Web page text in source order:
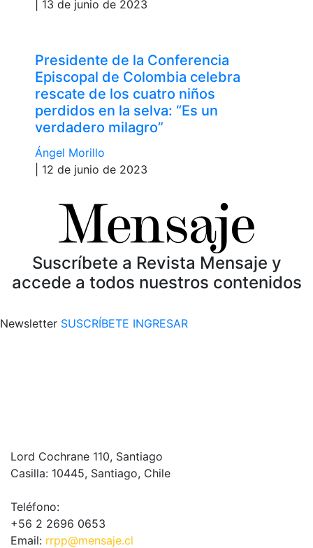
| 13 de junio de 2023
Presidente de la Conferencia
Episcopal de Colombia celebra
rescate de los cuatro niños
perdidos en la selva: “Es un
verdadero milagro”
Ángel Morillo
| 12 de junio de 2023
Suscríbete a Revista Mensaje y
accede a todos nuestros contenidos
Newsletter SUSCRÍBETE INGRESAR
Lord Cochrane 110, Santiago
Casilla: 10445, Santiago, Chile
Teléfono:
+56 2 2696 0653
Email: rrpp@mensaje.cl